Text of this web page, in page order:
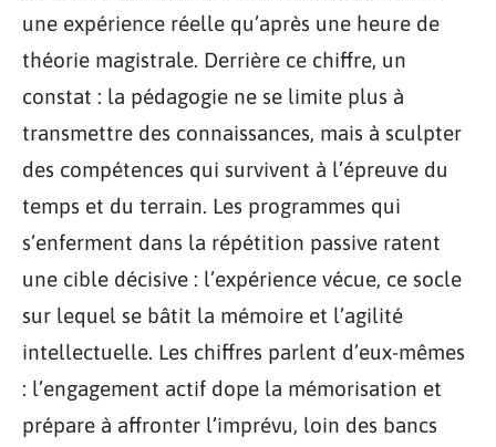
une expérience réelle qu’après une heure de
théorie magistrale. Derrière ce chiffre, un
constat : la pédagogie ne se limite plus à
transmettre des connaissances, mais à sculpter
des compétences qui survivent à l’épreuve du
temps et du terrain. Les programmes qui
s’enferment dans la répétition passive ratent
une cible décisive : l’expérience vécue, ce socle
sur lequel se bâtit la mémoire et l’agilité
intellectuelle. Les chiffres parlent d’eux-mêmes
: l’engagement actif dope la mémorisation et
prépare à affronter l’imprévu, loin des bancs